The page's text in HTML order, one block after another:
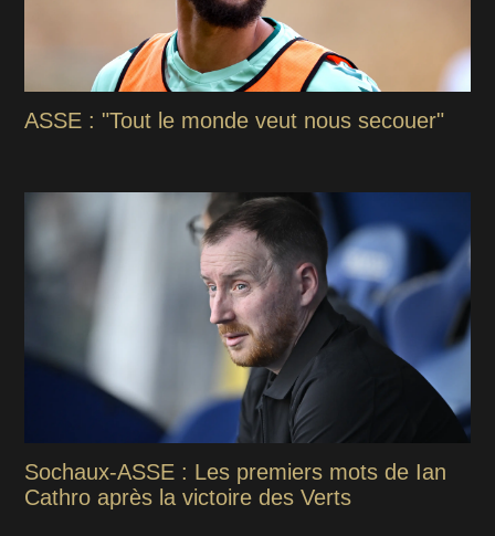
ASSE : "Tout le monde veut nous secouer"
Sochaux-ASSE : Les premiers mots de Ian
Cathro après la victoire des Verts